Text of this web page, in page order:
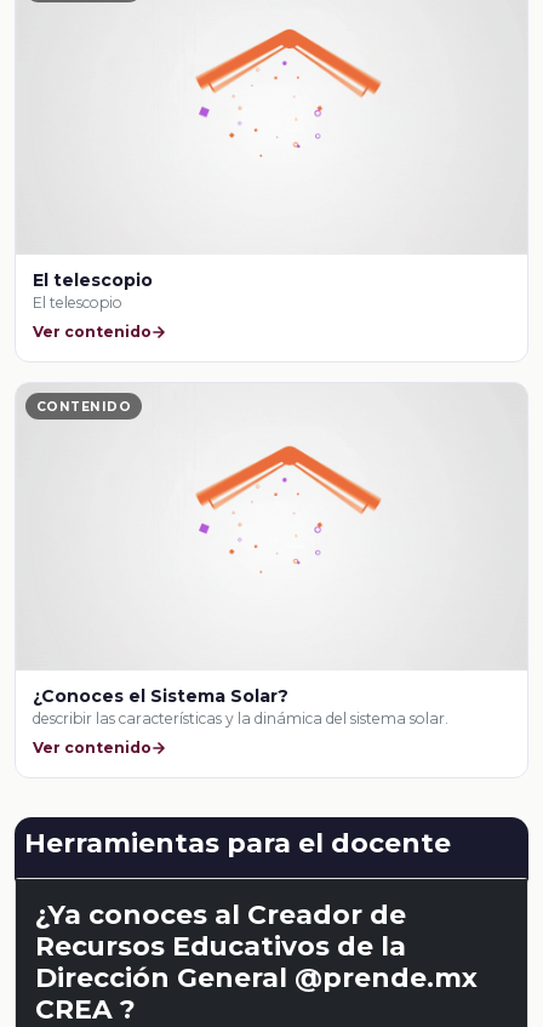
El telescopio
El telescopio
Ver contenido
CONTENIDO
¿Conoces el Sistema Solar?
describir las características y la dinámica del sistema solar.
Ver contenido
Herramientas para el docente
¿Ya conoces al Creador de
Recursos Educativos de la
Dirección General @prende.mx
CREA ?